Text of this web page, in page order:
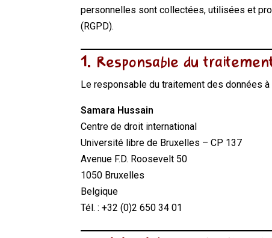
personnelles sont collectées, utilisées et
(RGPD).
1. Responsable du
Le responsable du traitement des données
Samara Hussain
Centre de droit international
Université libre de Bruxelles – CP 137
Avenue F.D. Roosevelt 50
1050 Bruxelles
Belgique
Tél. : +32 (0)2 650 34 01